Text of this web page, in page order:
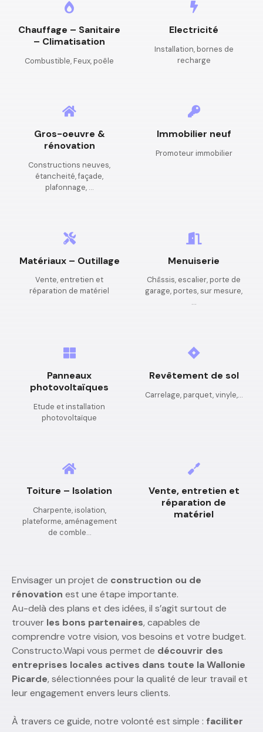
Chauffage – Sanitaire
– Climatisation
Combustible, Feux, poêle
Electricité
Installation, bornes de
recharge
Gros-oeuvre &
rénovation
Constructions neuves,
étancheité, façade,
plafonnage, …
Immobilier neuf
Promoteur immobilier
Matériaux – Outillage
Vente, entretien et
réparation de matériel
Menuiserie
Châssis, escalier, porte de
garage, portes, sur mesure,
…
Panneaux
photovoltaïques
Etude et installation
photovoltaïque
Revêtement de sol
Carrelage, parquet, vinyle,…
Toiture – Isolation
Charpente, isolation,
plateforme, aménagement
de comble…
Vente, entretien et
réparation de
matériel
Envisager un projet de construction ou de
rénovation est une étape importante.
Au-delà des plans et des idées, il s’agit surtout de
trouver les bons partenaires, capables de
comprendre votre vision, vos besoins et votre budget.
Constructo.Wapi vous permet de découvrir des
entreprises locales actives dans toute la Wallonie
Picarde, sélectionnées pour la qualité de leur travail et
leur engagement envers leurs clients.
À travers ce guide, notre volonté est simple : faciliter